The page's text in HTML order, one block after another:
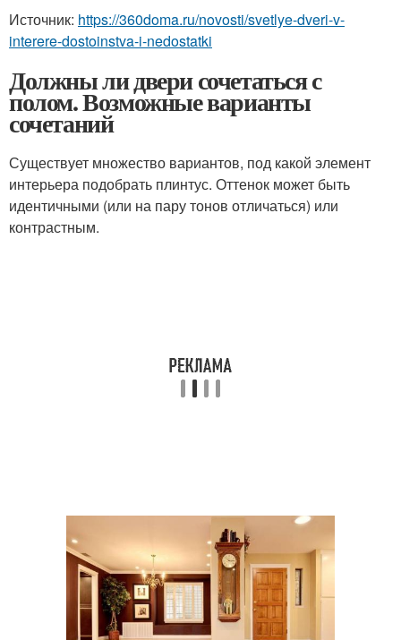
Источник: https://360doma.ru/novosti/svetlye-dveri-v-
interere-dostoinstva-i-nedostatki
Должны ли двери сочетаться с
полом. Возможные варианты
сочетаний
Существует множество вариантов, под какой элемент
интерьера подобрать плинтус. Оттенок может быть
идентичными (или на пару тонов отличаться) или
контрастным.